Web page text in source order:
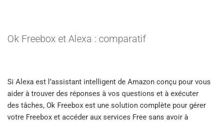
Ok Freebox et Alexa : comparatif
Si Alexa est l’assistant intelligent de Amazon conçu pour vous
aider à trouver des réponses à vos questions et à exécuter
des tâches, Ok Freebox est une solution complète pour gérer
votre Freebox et accéder aux services Free sans avoir à